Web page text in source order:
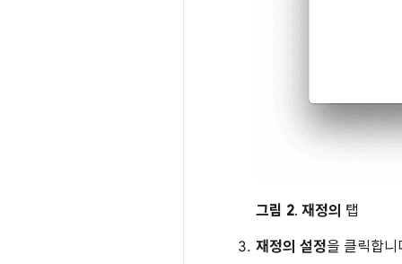
그림 2. 재정의 탭
재정의 설정을 클릭합니